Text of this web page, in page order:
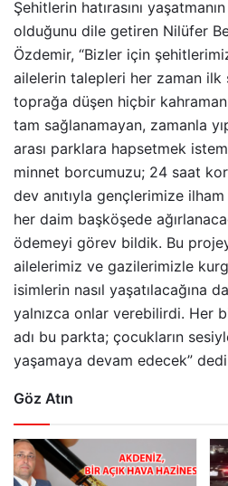
Şehitlerin hatırasını
olduğunu dile getiren Nilüfer
Özdemir, “Bizler için
ailelerin talepleri her zaman ilk
toprağa düşen hiçbir
tam sağlanamayan, zamanla
arası parklara hapsetmek
minnet borcumuzu; 24 saat
dev anıtıyla gençlerimize
her daim başköşede
ödemeyi görev bildik. Bu
ailelerimiz ve gazilerimizle
isimlerin nasıl yaşatılacağına
yalnızca onlar verebilirdi. Her
adı bu parkta; çocukların
yaşamaya devam edecek”
Göz Atın